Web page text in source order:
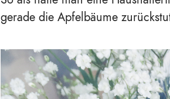
gerade die Apfelbäume